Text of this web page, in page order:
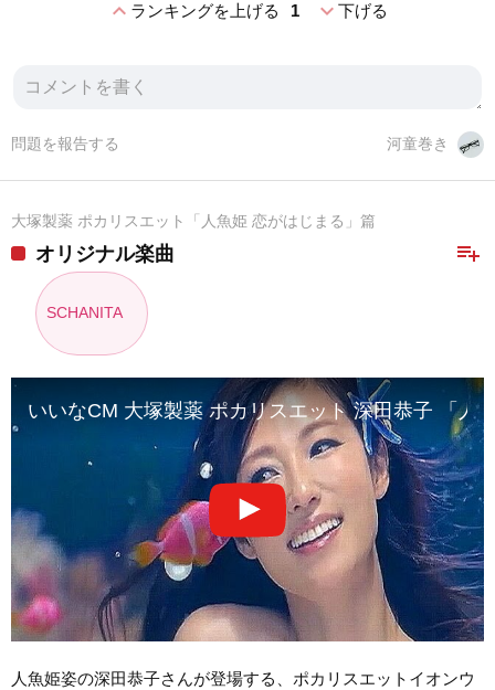
expand_lessランキングを上げる 1 expand_more下げる
河童巻き
問題を報告する
大塚製薬 ポカリスエット「人魚姫 恋がはじまる」篇
playlist_add
オリジナル楽曲
SCHANITA
いいなCM 大塚製薬 ポカリスエット 深田恭子 「人
人魚姫姿の深田恭子さんが登場する、ポカリスエットイオンウ